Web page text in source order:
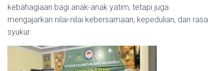
kebahagiaan bagi anak-anak yatim, tetapi juga
mengajarkan nilai-nilai kebersamaan, kepedulian, dan rasa
syukur.